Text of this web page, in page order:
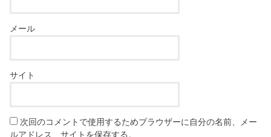
メール
サイト
次回のコメントで使用するためブラウザーに自分の名前、メー
ルアドレス、サイトを保存する。